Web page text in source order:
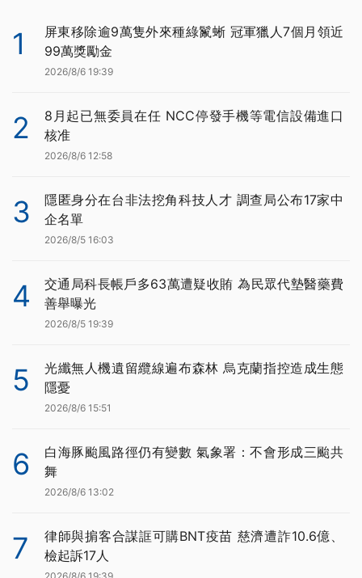
1
屏東移除逾9萬隻外來種綠鬣蜥 冠軍獵人7個月領近
99萬獎勵金
2026/8/6 19:39
2
8月起已無委員在任 NCC停發手機等電信設備進口
核准
2026/8/6 12:58
3
隱匿身分在台非法挖角科技人才 調查局公布17家中
企名單
2026/8/5 16:03
4
交通局科長帳戶多63萬遭疑收賄 為民眾代墊醫藥費
善舉曝光
2026/8/5 19:39
5
光纖無人機遺留纜線遍布森林 烏克蘭指控造成生態
隱憂
2026/8/6 15:51
6
白海豚颱風路徑仍有變數 氣象署：不會形成三颱共
舞
2026/8/6 13:02
7
律師與掮客合謀誆可購BNT疫苗 慈濟遭詐10.6億、
檢起訴17人